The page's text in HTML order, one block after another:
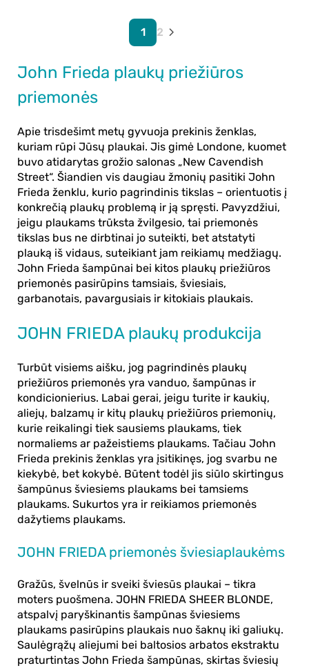
1 2
John Frieda plaukų priežiūros
priemonės
Apie trisdešimt metų gyvuoja prekinis ženklas,
kuriam rūpi Jūsų plaukai. Jis gimė Londone, kuomet
buvo atidarytas grožio salonas „New Cavendish
Street“. Šiandien vis daugiau žmonių pasitiki John
Frieda ženklu, kurio pagrindinis tikslas – orientuotis į
konkrečią plaukų problemą ir ją spręsti. Pavyzdžiui,
jeigu plaukams trūksta žvilgesio, tai priemonės
tikslas bus ne dirbtinai jo suteikti, bet atstatyti
plauką iš vidaus, suteikiant jam reikiamų medžiagų.
John Frieda šampūnai bei kitos plaukų priežiūros
priemonės pasirūpins tamsiais, šviesiais,
garbanotais, pavargusiais ir kitokiais plaukais.
JOHN FRIEDA plaukų produkcija
Turbūt visiems aišku, jog pagrindinės plaukų
priežiūros priemonės yra vanduo, šampūnas ir
kondicionierius. Labai gerai, jeigu turite ir kaukių,
aliejų, balzamų ir kitų plaukų priežiūros priemonių,
kurie reikalingi tiek sausiems plaukams, tiek
normaliems ar pažeistiems plaukams. Tačiau John
Frieda prekinis ženklas yra įsitikinęs, jog svarbu ne
kiekybė, bet kokybė. Būtent todėl jis siūlo skirtingus
šampūnus šviesiems plaukams bei tamsiems
plaukams. Sukurtos yra ir reikiamos priemonės
dažytiems plaukams.
JOHN FRIEDA priemonės šviesiaplaukėms
Gražūs, švelnūs ir sveiki šviesūs plaukai – tikra
moters puošmena. JOHN FRIEDA SHEER BLONDE,
atspalvį paryškinantis šampūnas šviesiems
plaukams pasirūpins plaukais nuo šaknų iki galiukų.
Saulėgrąžų aliejumi bei baltosios arbatos ekstraktu
praturtintas John Frieda šampūnas, skirtas šviesių